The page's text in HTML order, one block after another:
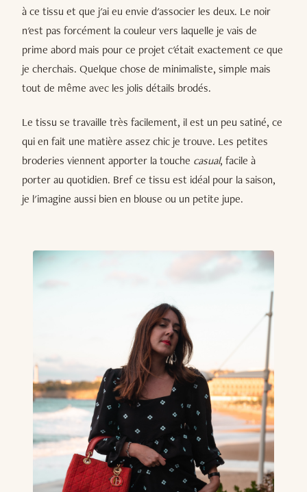
à ce tissu et que j'ai eu envie d'associer les deux. Le noir
n'est pas forcément la couleur vers laquelle je vais de
prime abord mais pour ce projet c'était exactement ce que
je cherchais. Quelque chose de minimaliste, simple mais
tout de même avec les jolis détails brodés.
Le tissu se travaille très facilement, il est un peu satiné, ce
qui en fait une matière assez chic je trouve. Les petites
broderies viennent apporter la touche casual, facile à
porter au quotidien. Bref ce tissu est idéal pour la saison,
je l'imagine aussi bien en blouse ou un petite jupe.